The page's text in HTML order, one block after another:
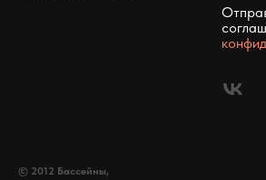
© 2012 Бассейны,